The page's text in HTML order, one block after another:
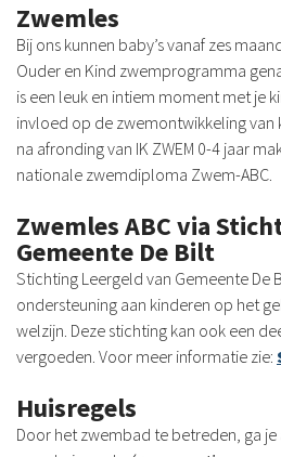
Zwemles
Bij ons kunnen baby’s vanaf zes
Ouder en Kind zwemprogramma
is een leuk en intiem moment met je
invloed op de zwemontwikkeling van
na afronding van IK ZWEM 0-4 jaar
nationale zwemdiploma Zwem-ABC.
Zwemles ABC via
Gemeente De Bilt
Stichting Leergeld van Gemeente De
ondersteuning aan kinderen op het
welzijn. Deze stichting kan ook een
vergoeden. Voor meer informatie zie:
Huisregels
Door het zwembad te betreden, ga